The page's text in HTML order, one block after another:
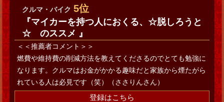
クルマ・バイク 5位
『マイカーを持つ人におくる、☆脱しろうと
☆ のススメ 』
＜＜推薦者コメント＞＞
燃費や維持費の削減方法を教えてくださるのでとても勉強に
なります。クルマはお金がかかる趣味だと家族から煙たがら
れている人は必見です（笑）（ささりんさん）
登録はこちら